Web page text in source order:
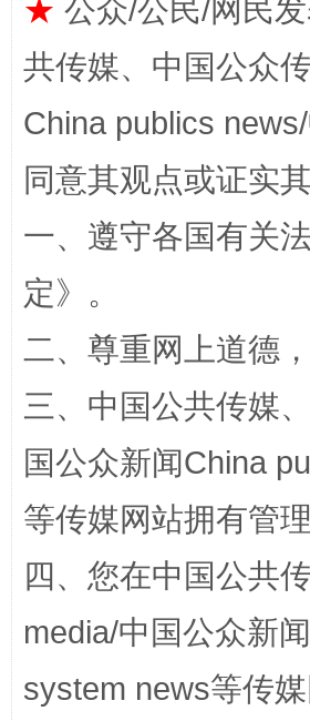
站台名比不上好声名
漫山遍野的桃花与雪山、麦地、白藏房
★ 公众/公民/网民
共传媒、中国公众
China publics
同意其观点或证实
一、遵守各国有关
定》。
二、尊重网上道德
三、中国公共传媒
国公众新闻China
等传媒网站拥有管
四、您在中国公共
media/中国公众新
system news等传